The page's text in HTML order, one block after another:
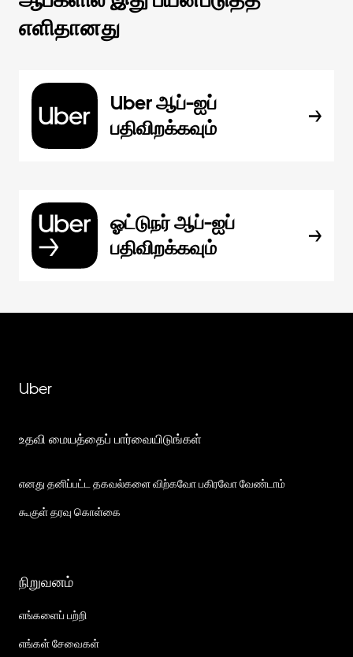
எளிதானது
Uber ஆப்-ஐப்
பதிவிறக்கவும்
ஓட்டுநர் ஆப்-ஐப்
பதிவிறக்கவும்
Uber
உதவி மையத்தைப் பார்வையிடுங்கள்
எனது தனிப்பட்ட தகவல்களை விற்கவோ பகிரவோ வேண்டாம்
கூகுள் தரவு கொள்கை
நிறுவனம்
எங்களைப் பற்றி
எங்கள் சேவைகள்